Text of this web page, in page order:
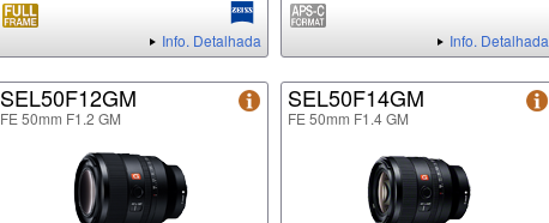
Info. Detalhada Info. Detalhada
SEL50F12GM
FE 50mm F1.2 GM
SEL50F14GM
FE 50mm F1.4 GM